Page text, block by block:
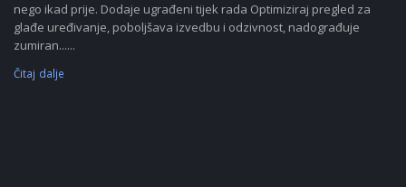
nego ikad prije. Dodaje ugrađeni tijek rada Optimiziraj pregled za
glađe uređivanje, poboljšava izvedbu i odzivnost, nadograđuje
zumiran......
Čitaj dalje